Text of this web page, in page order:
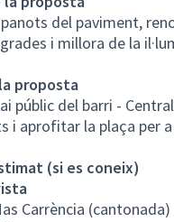
del paviment,
i millora de la
proposta
públic del barri -
i aprofitar la plaça per
(si es coneix)
Carrència (cantonada)